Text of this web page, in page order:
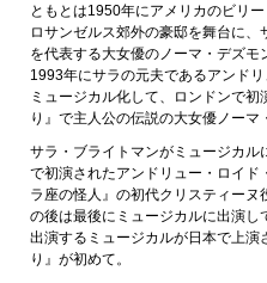
ともとは1950年にアメリカのビリ
ロサンゼルス郊外の豪邸を舞台に、
を代表する大女優のノーマ・デズモ
1993年にサラの元夫であるアンド
ミュージカル化して、ロンドンで
り』で主人公の伝説の大女優ノーマ
サラ・ブライトマンがミュージカ
で初演されたアンドリュー・ロイ
ラ座の怪人』の初代クリスティー
の後は最後にミュージカルに出演
出演するミュージカルが日本で上
り』が初めて。